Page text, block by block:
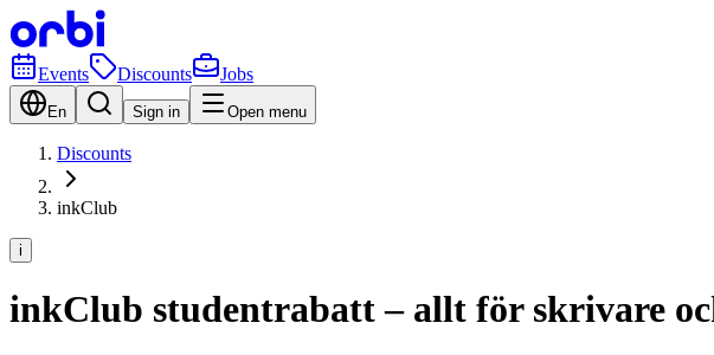
Events Discounts Jobs
En Sign in Open menu
Discounts
inkClub
i
inkClub studentrabatt – allt för skrivare